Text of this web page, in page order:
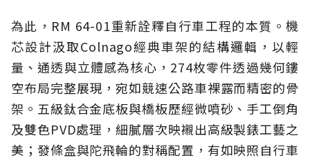
為此，RM 64-01重新詮釋自行車工程的本質。機
芯設計汲取Colnago經典車架的結構邏輯，以輕
量、通透與立體感為核心，274枚零件透過幾何鏤
空布局完整展現，宛如競速公路車裸露而精密的骨
架。五級鈦合金底板與橋板歷經微噴砂、手工倒角
及雙色PVD處理，細膩層次映襯出高級製錶工藝之
美；發條盒與陀飛輪的對稱配置，有如映照自行車